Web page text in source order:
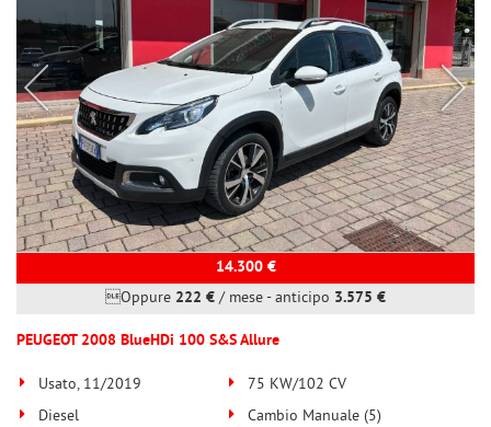
14.300 €
Oppure 222 € / mese-anticipo 3.575 €
PEUGEOT 2008 BlueHDi 100 S&S Allure
Usato, 11/2019
75 KW/102 CV
Diesel
Cambio Manuale (5)